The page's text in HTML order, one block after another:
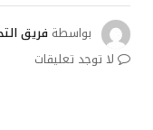
بواسطة فريق
لا توجد تعليقات